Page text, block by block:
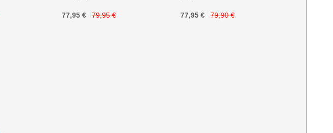
77,95 € 79,95 € 77,95 € 79,90 €